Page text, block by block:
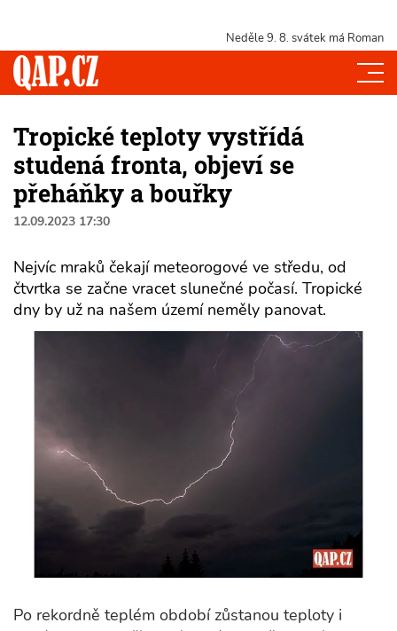
Neděle 9. 8. svátek má Roman
Tropické teploty vystřídá
studená fronta, objeví se
přeháňky a bouřky
12.09.2023 17:30
Nejvíc mraků čekají meteorogové ve středu, od
čtvrtka se začne vracet slunečné počasí. Tropické
dny by už na našem území neměly panovat.
Po rekordně teplém období zůstanou teploty i